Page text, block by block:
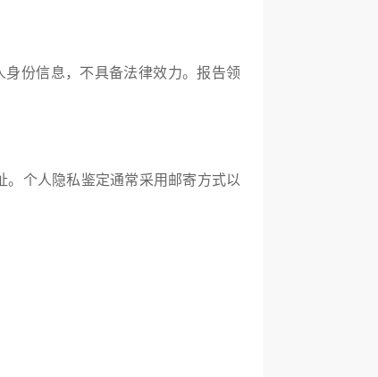
份信息，不具备法律效力。报告领
个人隐私鉴定通常采用邮寄方式以